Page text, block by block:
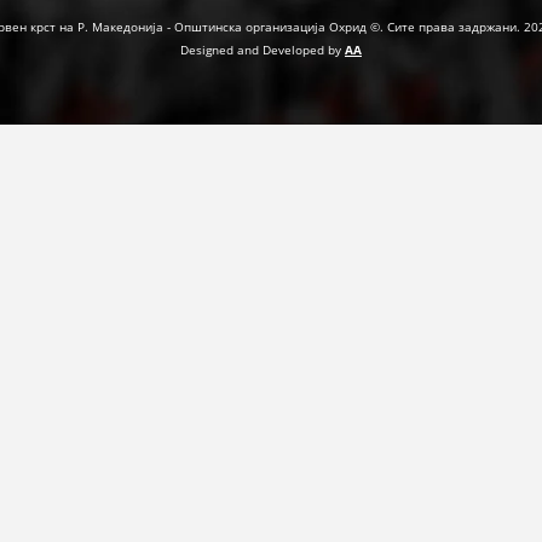
крст на Р. Македонија - Општинска организација Охрид ©. Сите права задржани.
Designed and Developed by AA